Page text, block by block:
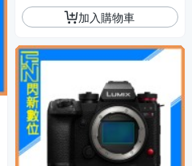
加入購物車